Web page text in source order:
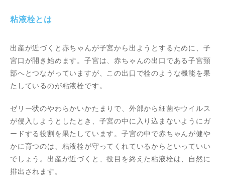
粘液栓とは
出産が近づくと赤ちゃんが子宮から出ようとするために、子
宮口が開き始めます。子宮は、赤ちゃんの出口である子宮頸
部へとつながっていますが、この出口で栓のような機能を果
たしているのが粘液栓です。
ゼリー状のやわらかいかたまりで、外部から細菌やウイルス
が侵入しようとしたとき、子宮の中に入り込まないようにガ
ードする役割を果たしています。子宮の中で赤ちゃんが健や
かに育つのは、粘液栓が守ってくれているからといっていい
でしょう。出産が近づくと、役目を終えた粘液栓は、自然に
排出されます。